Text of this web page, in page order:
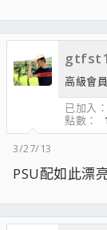
高級會員
已加入
點數
3/27/13
PSU配如此漂